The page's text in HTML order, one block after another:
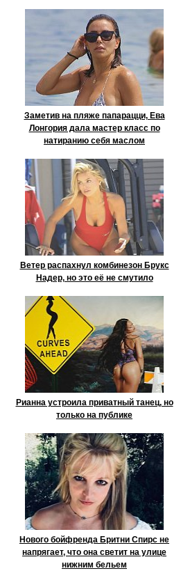
Заметив на пляже папарацци, Ева
Лонгория дала мастер класс по
натиранию себя маслом
Ветер распахнул комбинезон Брукс
Надер, но это её не смутило
Рианна устроила приватный танец, но
только на публике
Нового бойфренда Бритни Спирс не
напрягает, что она светит на улице
нижним бельем